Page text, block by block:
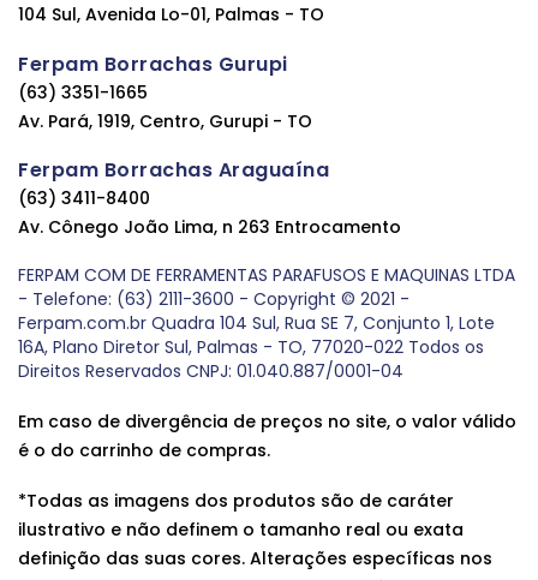
104 Sul, Avenida Lo-01, Palmas - TO
Ferpam Borrachas Gurupi
(63) 3351-1665
Av. Pará, 1919, Centro, Gurupi - TO
Ferpam Borrachas Araguaína
(63) 3411-8400
Av. Cônego João Lima, n 263 Entrocamento
FERPAM COM DE FERRAMENTAS PARAFUSOS E MAQUINAS LTDA
- Telefone: (63) 2111-3600 - Copyright © 2021 -
Ferpam.com.br Quadra 104 Sul, Rua SE 7, Conjunto 1, Lote
16A, Plano Diretor Sul, Palmas - TO, 77020-022 Todos os
Direitos Reservados CNPJ: 01.040.887/0001-04
Em caso de divergência de preços no site, o valor válido
é o do carrinho de compras.
*Todas as imagens dos produtos são de caráter
ilustrativo e não definem o tamanho real ou exata
definição das suas cores. Alterações específicas nos